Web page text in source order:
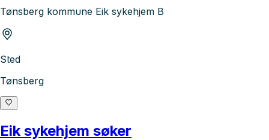
Tønsberg kommune Eik sykehjem B
Sted
Tønsberg
Eik sykehjem søker